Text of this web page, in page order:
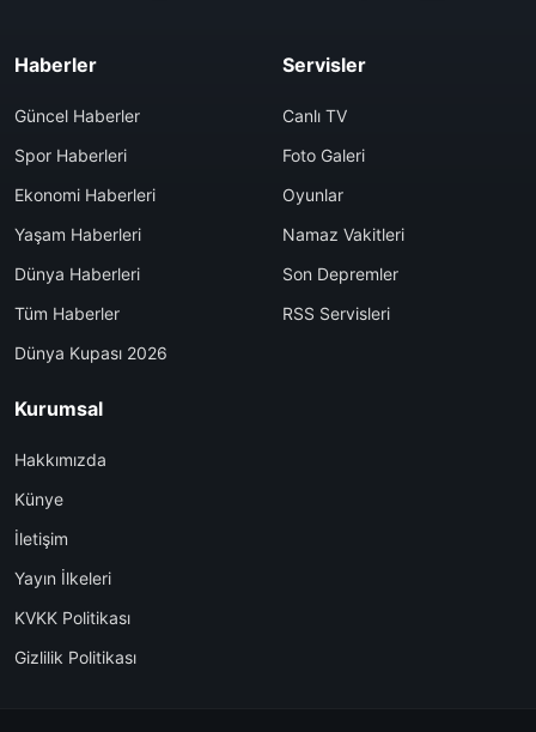
Haberler
Güncel Haberler
Spor Haberleri
Ekonomi Haberleri
Yaşam Haberleri
Dünya Haberleri
Tüm Haberler
Dünya Kupası 2026
Servisler
Canlı TV
Foto Galeri
Oyunlar
Namaz Vakitleri
Son Depremler
RSS Servisleri
Kurumsal
Hakkımızda
Künye
İletişim
Yayın İlkeleri
KVKK Politikası
Gizlilik Politikası